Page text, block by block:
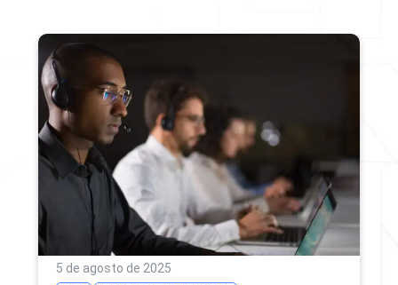
5 de agosto de 2025